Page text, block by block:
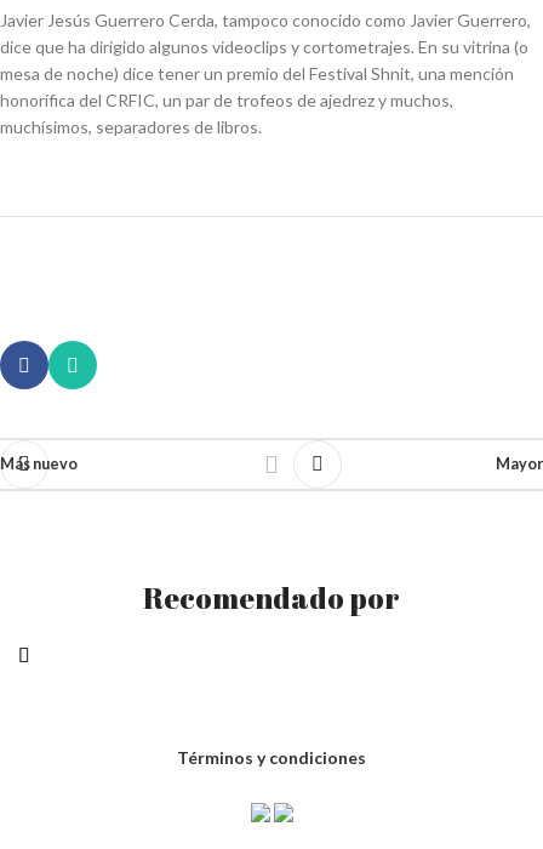
Javier Jesús Guerrero Cerda, tampoco conocido como Javier Guerrero,
dice que ha dirigido algunos videoclips y cortometrajes. En su vitrina (o
mesa de noche) dice tener un premio del Festival Shnit, una mención
honorífica del CRFIC, un par de trofeos de ajedrez y muchos,
muchísimos, separadores de libros.
Más nuevo Mayor
Recomendado por
Términos y condiciones